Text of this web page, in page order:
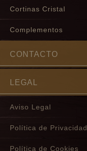
Cortinas Cristal
Complementos
CONTACTO
LEGAL
Aviso Legal
Política de Privacidad
Política de Cookies